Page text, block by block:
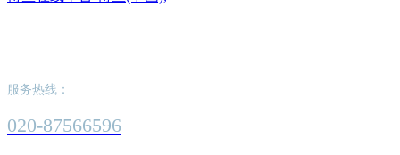
服务热线：
020-87566596